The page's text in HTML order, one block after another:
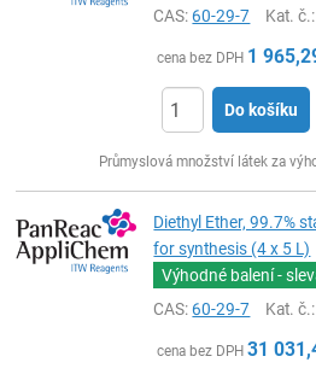
CAS:60-29-7 Kat. č.
cena bez DPH 1
Do košíku
Průmyslová množství látek za
Diethyl Ether, 99.7%
for synthesis (4 x 5 L)
Výhodné balení -
CAS:60-29-7 Kat. č.
cena bez DPH 31